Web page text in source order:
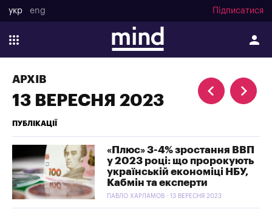
укр eng Підписатися
АРХІВ
13 ВЕРЕСНЯ 2023
ПУБЛІКАЦІЇ
«Плюс» 3-4% зростання ВВП
у 2023 році: що пророкують
українській економіці НБУ,
Кабмін та експерти
ПАВЛО ХАРЛАМОВ - 13 ВЕРЕСНЯ 2023